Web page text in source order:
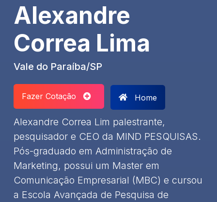
Alexandre
Correa Lima
Vale do Paraíba/SP
Fazer Cotação Home
Alexandre Correa Lim palestrante,
pesquisador e CEO da MIND PESQUISAS.
Pós-graduado em Administração de
Marketing, possui um Master em
Comunicação Empresarial (MBC) e cursou
a Escola Avançada de Pesquisa de